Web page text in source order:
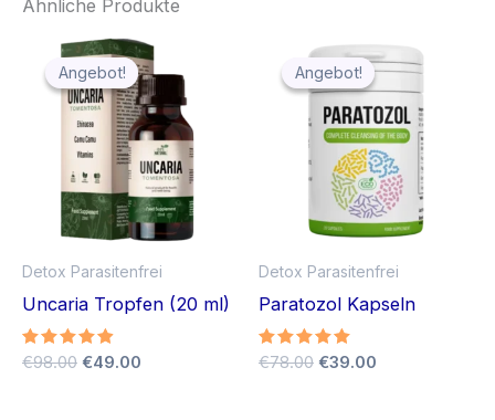
Ähnliche Produkte
Angebot!
Angebot!
Detox Parasitenfrei
Uncaria Tropfen (20 ml)
Bewertet
€98.00 Ursprünglicher
€49.00
Angebot!
Angebot!
Detox Parasitenfrei
Paratozol Kapseln
Bewertet
€78.00 Ursprünglicher
€39.00